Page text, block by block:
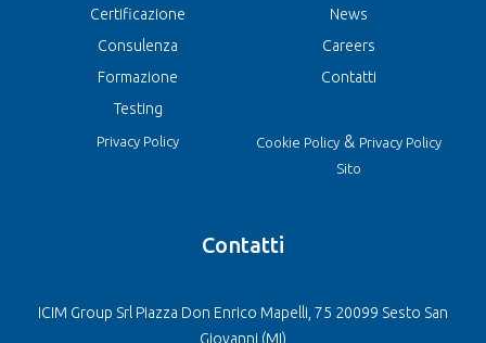
Certificazione
Consulenza
Formazione
Testing
Privacy Policy
News
Careers
Contatti
Cookie Policy& Privacy Policy
Sito
Contatti
ICIM Group Srl Piazza Don Enrico Mapelli, 75 20099 Sesto San
Giovanni (MI)